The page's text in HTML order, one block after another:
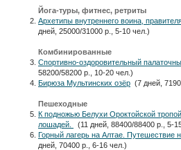
Йога-туры, фитнес, ретриты
Архетипы внутреннего воина,
дней, 25000/31000 р., 5-10 чел.)
Комбинированные
Спортивно-оздоровительный
58200/58200 р., 10-20 чел.)
Бирюза Мультинских озёр (7 дней,
Пешеходные
К подножью Белухи Ороктойской
лошадей.
(11 дней, 88400/88400 р., 5-
Горный лагерь на Алтае. Путешествие
дней, 70400 р., 6-16 чел.)